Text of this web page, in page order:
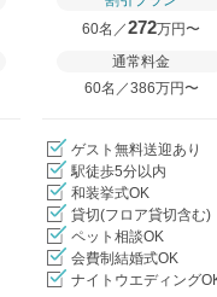
フェア一覧
60名／272万円〜
通常料金
60名／386万円〜
ゲスト無料送迎あり
駅徒歩5分以内
和装挙式OK
貸切(フロア貸切含む)
ペット相談OK
会費制結婚式OK
ナイトウエディング